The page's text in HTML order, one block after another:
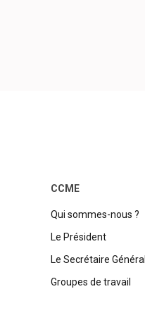
CCME
Qui sommes-nous ?
Le Président
Le Secrétaire Général
Groupes de travail